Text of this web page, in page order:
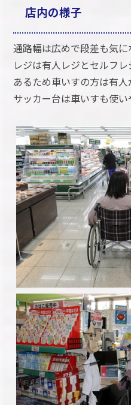
店内の様子
通路幅は広めで段差も気に
レジは有人レジとセルフ
あるため車いすの方は有人
サッカー台は車いすも使い